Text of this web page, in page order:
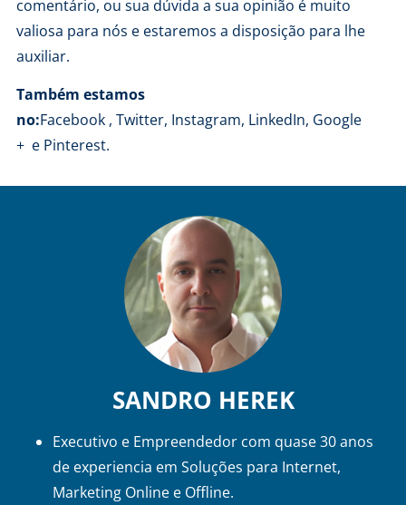
comentário, ou sua dúvida a sua opinião é muito
valiosa para nós e estaremos a disposição para lhe
auxiliar.
Também estamos
no:Facebook , Twitter, Instagram, LinkedIn, Google
+ e Pinterest.
SANDRO HEREK
Executivo e Empreendedor com quase 30 anos
de experiencia em Soluções para Internet,
Marketing Online e Offline.